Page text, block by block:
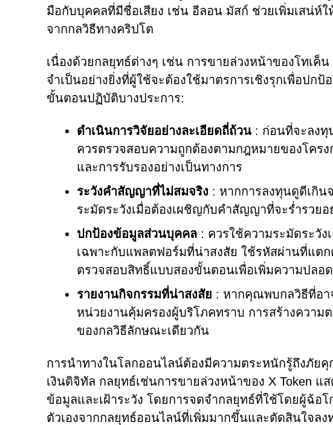
มือกับบุคคลที่มีชื่อเสียง เช่น อีลอน มัสก์ ช่วยเพิ่มเสน่ห์
จากกลวิธีทางคริปโต
เนื่องด้วยกลยุทธ์ต่างๆ เช่น การขายล่วงหน้าของโทเค็
จำเป็นอย่างยิ่งที่ผู้ใช้จะต้องใช้มาตรการเชิงรุกเพื่อปก
ขั้นตอนปฏิบัติบางประการ:
ดำเนินการวิจัยอย่างละเอียดถี่ถ้วน : ก่อนที่จะลงทุ
ควรตรวจสอบความถูกต้องตามกฎหมายของโคร
และการรับรองอย่างเป็นทางการ
ระวังคำสัญญาที่ไม่สมจริง : หากการลงทุนดูดีเกิน
ระมัดระวังเมื่อต้องเผชิญกับคำสัญญาที่จะร่ำรวยอ
ปกป้องข้อมูลส่วนบุคคล : ควรใช้ความระมัดระวั
เฉพาะกับแพลตฟอร์มที่น่าสงสัย ใช้รหัสผ่านที่แต
ตรวจสอบสิทธิ์แบบสองขั้นตอนเพื่อเพิ่มความปลอ
รายงานกิจกรรมที่น่าสงสัย : หากคุณพบกลวิธีที่อา
หน่วยงานคุ้มครองผู้บริโภคทราบ การสร้างความ
ของกลวิธีลักษณะเดียวกัน
การนำทางในโลกออนไลน์ต้องมีความตระหนักรู้ถึงภัย
เงินดิจิทัล กลยุทธ์เช่นการขายล่วงหน้าของ X Token
ข้อมูลและเฝ้าระวัง โดยการจดจำกลยุทธ์ที่ใช้โดยผู้ฉ้อ
ตัวเองจากกลยุทธ์ออนไลน์ที่เพิ่มมากขึ้นและตัดสินใจล